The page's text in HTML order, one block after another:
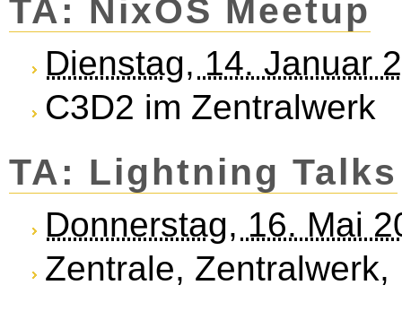
TA: NixOS Meetup
Dienstag, 14. Januar
C3D2 im Zentralwerk
TA: Lightning Talks
Donnerstag, 16. Mai
Zentrale,